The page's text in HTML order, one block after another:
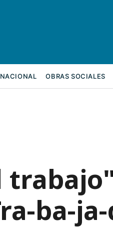
OBRAS SOCIALES
ba-